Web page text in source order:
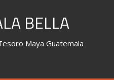
BELLA
Maya Guatemala